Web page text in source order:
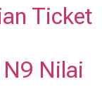
Ticket
Nilai